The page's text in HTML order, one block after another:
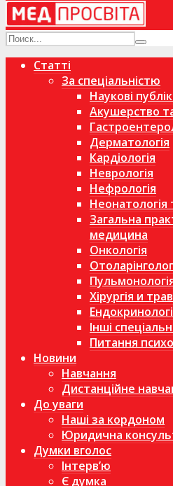
Статті
За спеціальністю
Наукові
Акушерство та
Дерматологія
Кардіологія
Неврологія
Нефрологія
Неонатологія
Загальна
медицина
Онкологія
Хірургія и
Інші
Питання
Новини
Навчання
Дистанційне
До уваги
Наші за кордоном
Юридична
Думки вголос
Інтерв’ю
Є думка